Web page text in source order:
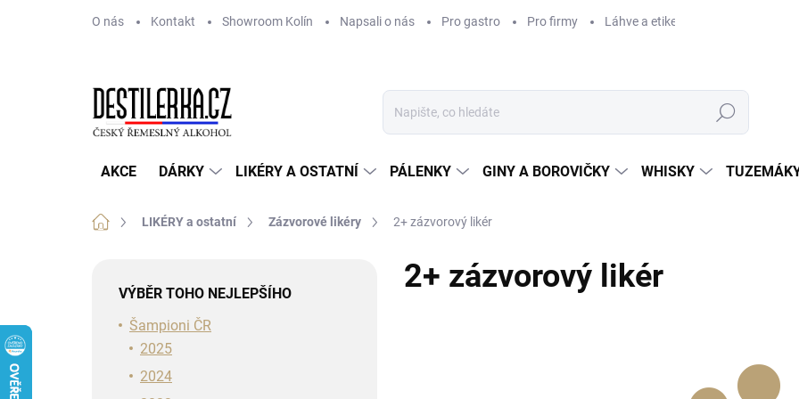
O nás Kontakt Showroom Kolín Napsali o nás Pro gastro Pro firmy Láhve a etikety na míru
Hledat
AKCE DÁRKY LIKÉRY A OSTATNÍ PÁLENKY GINY A BOROVIČKY WHISKY
Domů LIKÉRY a ostatní Zázvorové likéry 2+ zázvorový likér
VÝBĚR TOHO NEJLEPŠÍHO
Šampioni ČR
2025
2024
2+ zázvorový likér